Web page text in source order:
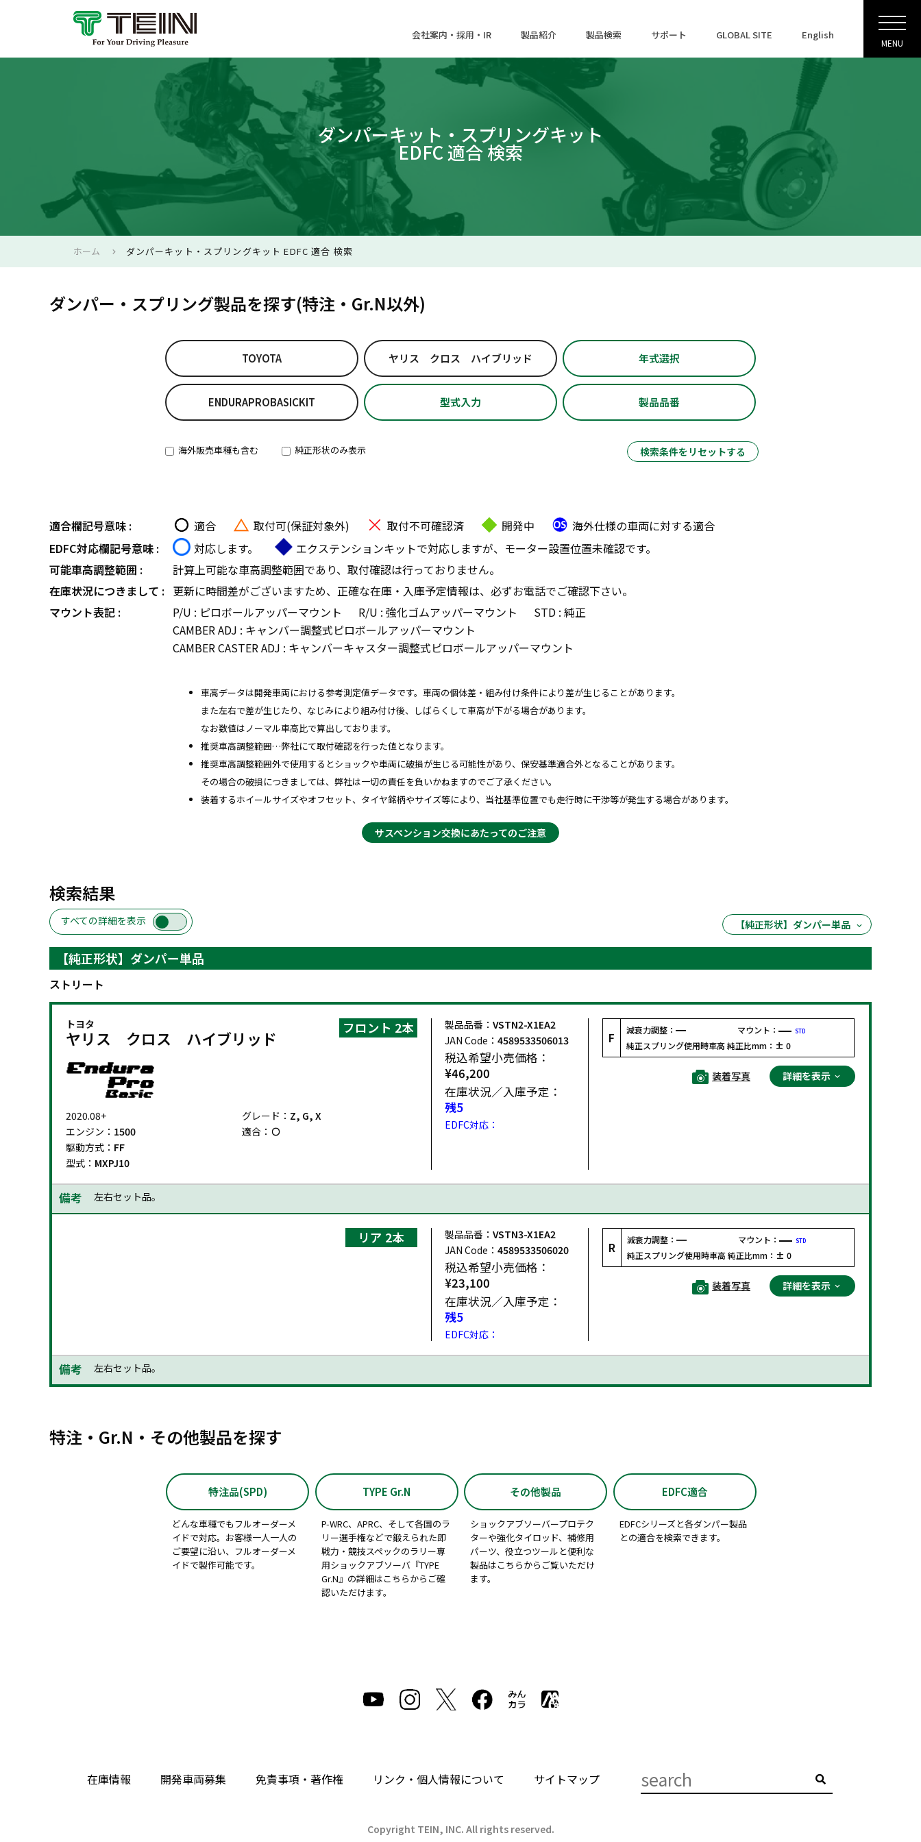
会社案内・採用・IR 製品紹介 製品検索 サポート GLOBAL SITE English
MENU
ダンパーキット・スプリングキット
EDFC 適合 検索
ホーム ダンパーキット・スプリングキット EDFC 適合 検索
ダンパー・スプリング製品を探す(特注・Gr.N以外)
TOYOTA ヤリス クロス ハイブリッド 年式選択
ENDURAPROBASICKIT 型式入力 製品品番
海外販売車種も含む 純正形状のみ表示 検索条件をリセットする
適合欄記号意味 : 適合 取付可(保証対象外) 取付不可確認済 開発中
海外仕様の車両に対する適合
EDFC対応欄記号意味 :
対応します。
エクステンションキットで対応しますが、モーター設置位置未確認です。
可能車高調整範囲 :
計算上可能な車高調整範囲であり、取付確認は行っておりません。
在庫状況につきまして : 更新に時間差がございますため、正確な在庫・入庫予定情報は、必ずお電話でご確認下さい。
マウント表記 :
P/U : ピロボールアッパーマウント R/U : 強化ゴムアッパーマウント
STD : 純正
CAMBER ADJ : キャンバー調整式ピロボールアッパーマウント
CAMBER CASTER ADJ : キャンバーキャスター調整式ピロボールアッパーマウント
車高データは開発車両における参考測定値データです。車両の個体差・組み付け条件により差が生じることがあります。
また左右で差が生じたり、なじみにより組み付け後、しばらくして車高が下がる場合があります。
なお数値はノーマル車高比で算出しております。
推奨車高調整範囲…弊社にて取付確認を行った値となります。
推奨車高調整範囲外で使用するとショックや車両に破損が生じる可能性があり、保安基準適合外となることがあります。
その場合の破損につきましては、弊社は一切の責任を負いかねますのでご了承ください。
装着するホイールサイズやオフセット、タイヤ銘柄やサイズ等により、当社基準位置でも走行時に干渉等が発生する場合があります。
サスペンション交換にあたってのご注意
検索結果
すべての詳細を表示 【純正形状】ダンパー単品
【純正形状】ダンパー単品
ストリート
トヨタ
ヤリス クロス ハイブリッド
2020.08+
エンジン： 1500
駆動方式： FF
型式： MXPJ10
グレード： Z, G, X
適合：
フロント 2本 製品品番： VSTN2-X1EA2
JAN Code： 4589533506013
税込希望小売価格：
¥46,200
在庫状況／入庫予定：
残5
EDFC対応：
F 減衰力調整： マウント： STD
純正スプリング使用時車高 純正比mm： ± 0
装着写真 詳細を表示
備考 左右セット品。
リア 2本 製品品番： VSTN3-X1EA2
JAN Code： 4589533506020
税込希望小売価格：
¥23,100
在庫状況／入庫予定：
残5
EDFC対応：
R 減衰力調整： マウント： STD
純正スプリング使用時車高 純正比mm： ± 0
装着写真 詳細を表示
備考 左右セット品。
特注・Gr.N・その他製品を探す
特注品(SPD)
どんな車種でもフルオーダーメ
イドで対応。お客様一人一人の
ご要望に沿い、フルオーダーメ
イドで製作可能です。
TYPE Gr.N
P-WRC、APRC、そして各国のラ
リー選手権などで鍛えられた即
戦力・競技スペックのラリー専
用ショックアブソーバ『TYPE
Gr.N』の詳細はこちらからご確
認いただけます。
その他製品
ショックアブソーバープロテク
ターや強化タイロッド、補修用
パーツ、役立つツールと便利な
製品はこちらからご覧いただけ
ます。
EDFC適合
EDFCシリーズと各ダンパー製品
との適合を検索できます。
在庫情報 開発車両募集 免責事項・著作権 リンク・個人情報について サイトマップ
Copyright TEIN, INC. All rights reserved.